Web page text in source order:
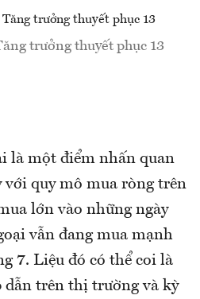
trưởng thuyết phục 13
là một điểm nhấn quan
quy mô mua ròng trên
lớn vào những ngày
vẫn đang mua mạnh
7. Liệu đó có thể coi là
dẫn trên thị trường và kỳ